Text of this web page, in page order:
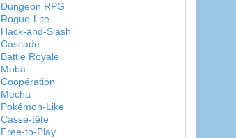
Dungeon RPG
Rogue-Lite
Hack-and-Slash
Cascade
Battle Royale
Moba
Coopération
Mecha
Pokémon-Like
Casse-tête
Free-to-Play